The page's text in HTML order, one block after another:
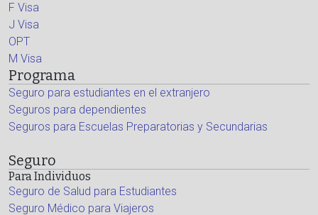
F Visa
J Visa
OPT
M Visa
Programa
Seguro para estudiantes en el extranjero
Seguros para dependientes
Seguros para Escuelas Preparatorias y Secundarias
Seguro
Para Individuos
Seguro de Salud para Estudiantes
Seguro Médico para Viajeros